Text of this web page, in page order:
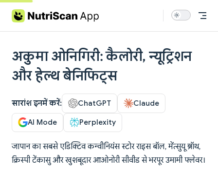
Skip to content
अकुमा ओनिगिरी: कैलोरी, न्यूट्रिशन
और हेल्थ बेनिफिट्स
सारांश इनमें करें: ChatGPT Claude
AI Mode Perplexity
जापान का सबसे एडिक्टिव कन्वीनियंस स्टोर राइस बॉल, मेंत्सुयू ब्रॉथ,
क्रिस्पी टेंकासु और खुशबूदार आओनोरी सीवीड से भरपूर उमामी फ्लेवर।